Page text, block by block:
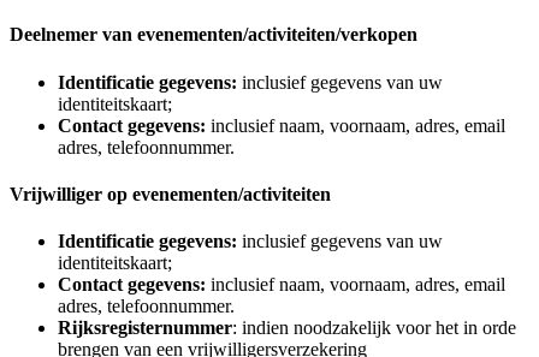
Deelnemer van evenementen/activiteiten/verkopen
Identificatie gegevens: inclusief gegevens van uw
identiteitskaart;
Contact gegevens: inclusief naam, voornaam, adres, email
adres, telefoonnummer.
Vrijwilliger op evenementen/activiteiten
Identificatie gegevens: inclusief gegevens van uw
identiteitskaart;
Contact gegevens: inclusief naam, voornaam, adres, email
adres, telefoonnummer.
Rijksregisternummer: indien noodzakelijk voor het in orde
brengen van een vrijwilligersverzekering